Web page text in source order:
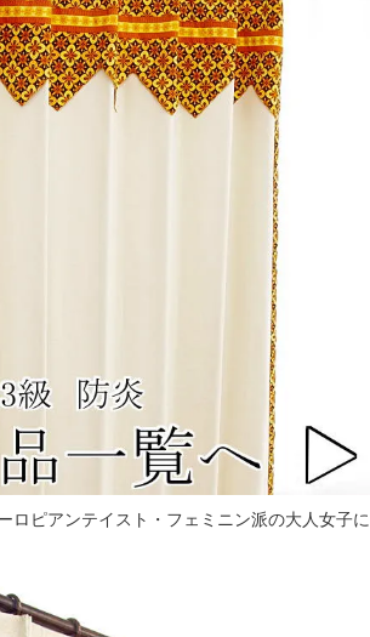
ロピアンテイスト・フェミニン派の大人女子に